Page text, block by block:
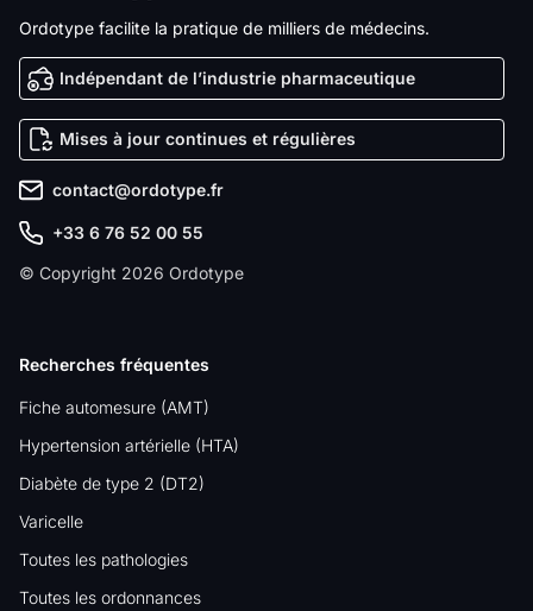
Ordotype facilite la pratique de milliers de médecins.
Indépendant de l’industrie pharmaceutique
Mises à jour continues et régulières
contact@ordotype.fr
+33 6 76 52 00 55
© Copyright 2026 Ordotype
Recherches fréquentes
Fiche automesure (AMT)
Hypertension artérielle (HTA)
Diabète de type 2 (DT2)
Varicelle
Toutes les pathologies
Toutes les ordonnances